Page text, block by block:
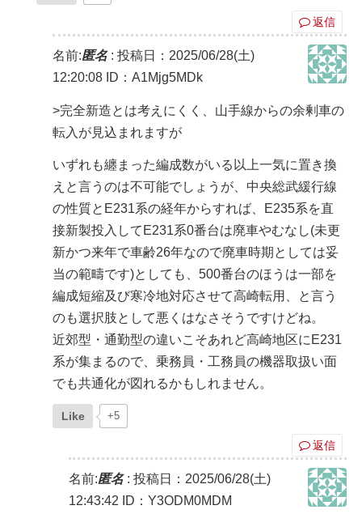
返信
名前:匿名: 投稿日：2025/06/28(土)
12:20:08 ID：A1Mjg5MDk
>完全新造とは考えにくく、山手線からの余剰車の
転入が見込まれますが
いずれも纏まった編成数がいる以上一気に置き換
えと言うのは不可能でしょうが、中央総武緩行線
の性質とE231系の経年からすれば、E235系を直
接新製投入してE231系0番台は廃車やむなし(未更
新かつ来年で車齢26年なので廃車時期としては妥
当の範疇です)としても、500番台のほうは一部を
編成短縮及び寒冷地対応させて高崎転用、と言う
のも選択肢として悪くはなさそうですけどね。
近郊型・通勤型の違いこそあれど高崎地区にE231
系が集まるので、乗務員・工務員の機器取扱い面
でも共通化が図れるかもしれません。
Like +5
返信
名前:匿名: 投稿日：2025/06/28(土)
12:43:42
ID：Y3ODM0MDM